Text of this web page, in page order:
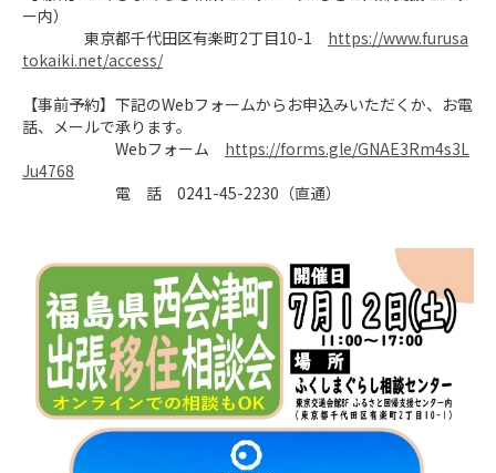
ー内）
東京都千代田区有楽町2丁目10-1 https://www.furusa
tokaiki.net/access/
【事前予約】下記のWebフォームからお申込みいただくか、お電
話、メールで承ります。
Webフォーム https://forms.gle/GNAE3Rm4s3L
Ju4768
電　話　0241-45-2230（直通）